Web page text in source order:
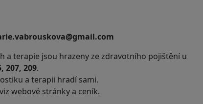
a terapie jsou hrazeny ze zdravotního pojištění u
207, 209.
a terapii hradí sami.
webové stránky a ceník.